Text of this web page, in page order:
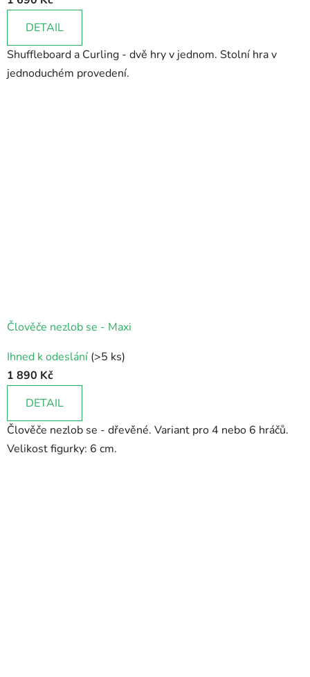
produktu
5,0
z
5
DETAIL
Shuffleboard a Curling - dvě hry v jednom. Stolní hra v
jednoduchém provedení.
Člověče nezlob se - Maxi
Ihned k odeslání (>5 ks)
1 890 Kč
DETAIL
Člověče nezlob se - dřevěné. Variant pro 4 nebo 6 hráčů.
Velikost figurky: 6 cm.